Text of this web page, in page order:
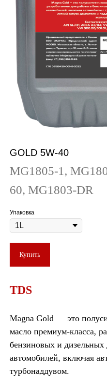
GOLD 5W-40
MG1805-1,
60, MG1803-DR
Упаковка
Купить
TDS
Magna Gold — это
масло премиум-класса,
бензиновых и дизельных
автомобилей, включая
турбонаддувом.